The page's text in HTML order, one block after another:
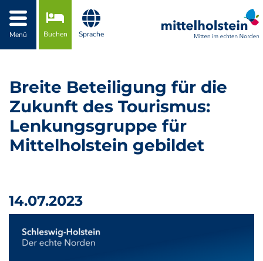
Zur Navigation springen
Menü Buchen Sprache
Breite Beteiligung für die
Zukunft des Tourismus:
Lenkungsgruppe für
Mittelholstein gebildet
14.07.2023